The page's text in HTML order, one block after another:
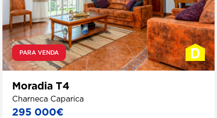
PARA VENDA
Moradia T4
Charneca Caparica
295 000€